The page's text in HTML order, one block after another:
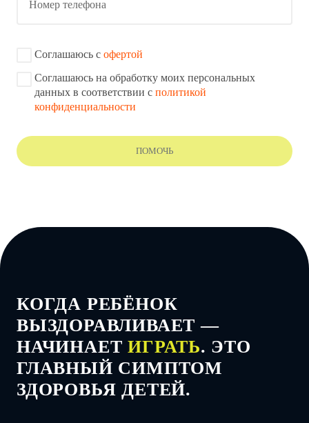
Номер телефона
Соглашаюсь с офертой
Соглашаюсь на обработку моих персональных
данных в соответствии с политикой
конфиденциальности
КОГДА РЕБЁНОК
ВЫЗДОРАВЛИВАЕТ —
НАЧИНАЕТИГРАТЬ. ЭТО
ГЛАВНЫЙ СИМПТОМ
ЗДОРОВЬЯ ДЕТЕЙ.